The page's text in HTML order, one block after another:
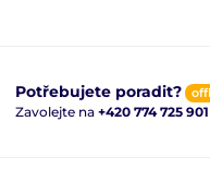
Potřebujete poradit?
Zavolejte na +420 774 725 901